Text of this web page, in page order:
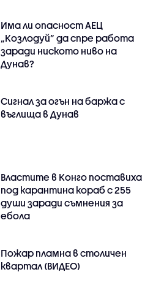
Има ли опасност АЕЦ
„Козлодуй” да спре работа
заради ниското ниво на
Дунав?
Сигнал за огън на баржа с
въглища в Дунав
Властите в Конго поставиха
под карантина кораб с 255
души заради съмнения за
ебола
Пожар пламна в столичен
квартал (ВИДЕО)